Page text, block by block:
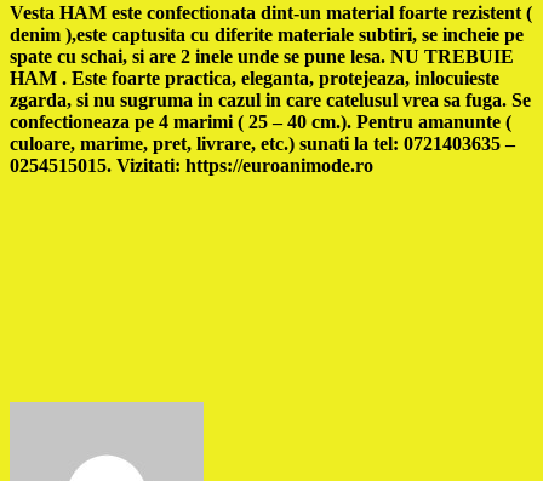
Vesta HAM este confectionata dint-un material foarte rezistent (
denim ),este captusita cu diferite materiale subtiri, se incheie pe
spate cu schai, si are 2 inele unde se pune lesa. NU TREBUIE
HAM . Este foarte practica, eleganta, protejeaza, inlocuieste
zgarda, si nu sugruma in cazul in care catelusul vrea sa fuga. Se
confectioneaza pe 4 marimi ( 25 – 40 cm.). Pentru amanunte (
culoare, marime, pret, livrare, etc.) sunati la tel: 0721403635 –
0254515015. Vizitati: https://euroanimode.ro